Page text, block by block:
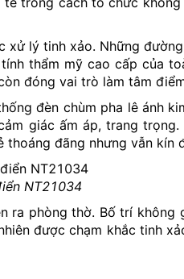
lý tinh xảo. Những
thẩm mỹ cao cấp của
đóng vai trò làm tâm
đèn chùm pha lê ánh
giác ấm áp, trang
thoáng đãng nhưng vẫn kín
NT21034
ra phòng thờ. Bố trí không
được chạm khắc tinh